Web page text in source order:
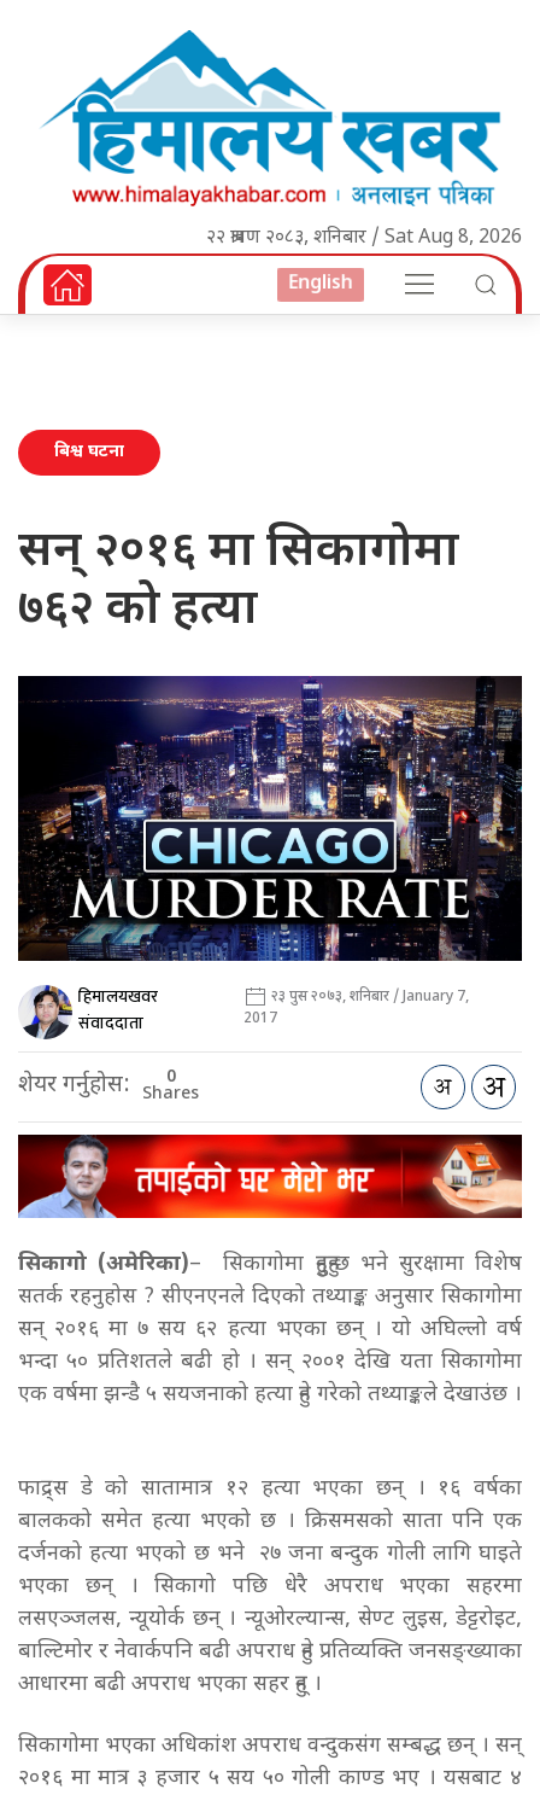
२२ श्रावण २०८३, शनिबार / Sat Aug 8, 2026
English
बिश्व घटना
सन् २०१६ मा सिकागोमा
७६२ को हत्या
हिमालयखवर
संवाददाता
२३ पुस २०७३, शनिबार / January 7,
2017
शेयर गर्नुहोस: 0
Shares
सिकागो (अमेरिका)–सिकागोमा हुनुहुन्छ भने सुरक्षामा विशेष
सतर्क रहनुहोस ? सीएनएनले दिएको तथ्याङ्क अनुसार सिकागोमा
सन् २०१६ मा ७ सय ६२ हत्या भएका छन् । यो अघिल्लो वर्ष
भन्दा ५० प्रतिशतले बढी हो । सन् २००१ देखि यता सिकागोमा
एक वर्षमा झन्डै ५ सयजनाको हत्या हुने गरेको तथ्याङ्कले देखाउंछ ।
फाद्र्स डे को सातामात्र १२ हत्या भएका छन् । १६ वर्षका
बालकको समेत हत्या भएको छ । क्रिसमसको साता पनि एक
दर्जनको हत्या भएको छ भने २७ जना बन्दुक गोली लागि घाइते
भएका छन् । सिकागो पछि धेरै अपराध भएका सहरमा
लसएञ्जलस, न्यूयोर्क छन् । न्यूओरल्यान्स, सेण्ट लुइस, डेट्टरोइट,
बाल्टिमोर र नेवार्कपनि बढी अपराध हुने प्रतिव्यक्ति जनसङ्ख्याका
आधारमा बढी अपराध भएका सहर हुन् ।
सिकागोमा भएका अधिकांश अपराध वन्दुकसंग सम्बद्ध छन् । सन्
२०१६ मा मात्र ३ हजार ५ सय ५० गोली काण्ड भए । यसबाट ४